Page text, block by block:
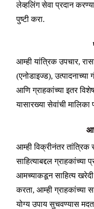
लेव्हलिंग सेवा प्रदान
पुष्टी करा.
आम्ही यांत्रिक उपचार,
(एनोडाइज्ड),
आणि ग्राहकांच्या इतर
यासारख्या सेवांची
आम्ही विक्रीनंतर तांत्रिक
साहित्याबद्दल ग्राहकांच्या
आमच्याकडून साहित्य
करता, आम्ही ग्राहकांच्या
योग्य उपाय सुचवण्यास